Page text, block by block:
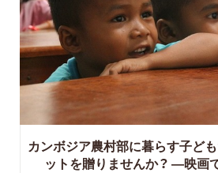
カンボジア農村部に暮らす子ど
ットを贈りませんか？ ―映画